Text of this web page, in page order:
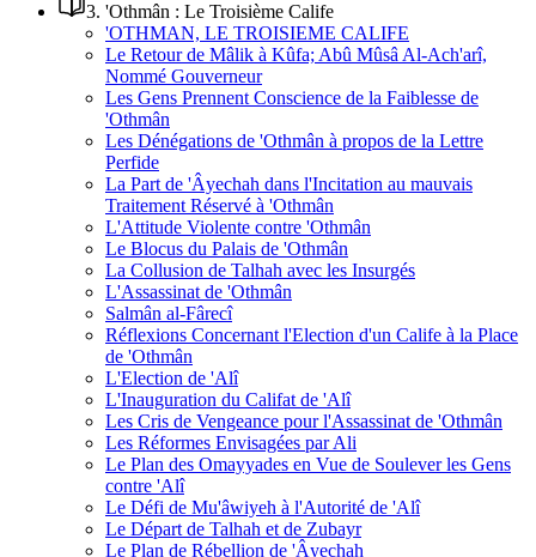
3. 'Othmân : Le Troisième Calife
'OTHMAN, LE TROISIEME CALIFE
Le Retour de Mâlik à Kûfa; Abû Mûsâ Al-Ach'arî,
Nommé Gouverneur
Les Gens Prennent Conscience de la Faiblesse de
'Othmân
Les Dénégations de 'Othmân à propos de la Lettre
Perfide
La Part de 'Âyechah dans l'Incitation au mauvais
Traitement Réservé à 'Othmân
L'Attitude Violente contre 'Othmân
Le Blocus du Palais de 'Othmân
La Collusion de Talhah avec les Insurgés
L'Assassinat de 'Othmân
Salmân al-Fârecî
Réflexions Concernant l'Election d'un Calife à la Place
de 'Othmân
L'Election de 'Alî
L'Inauguration du Califat de 'Alî
Les Cris de Vengeance pour l'Assassinat de 'Othmân
Les Réformes Envisagées par Ali
Le Plan des Omayyades en Vue de Soulever les Gens
contre 'Alî
Le Défi de Mu'âwiyeh à l'Autorité de 'Alî
Le Départ de Talhah et de Zubayr
Le Plan de Rébellion de 'Âyechah